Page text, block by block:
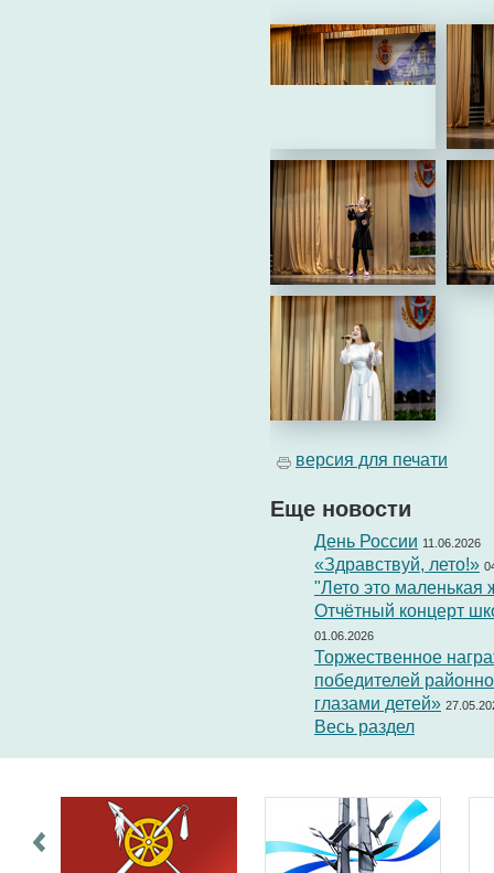
версия для печати
Еще новости
День России 11.06.2026
«Здравствуй, лето!»
"Лето это маленькая
Отчётный концерт
01.06.2026
Торжественное
победителей
глазами детей»
Весь раздел